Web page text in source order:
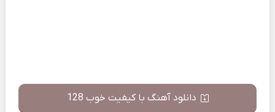
دانلود آهنگ با کیفیت خوب 128